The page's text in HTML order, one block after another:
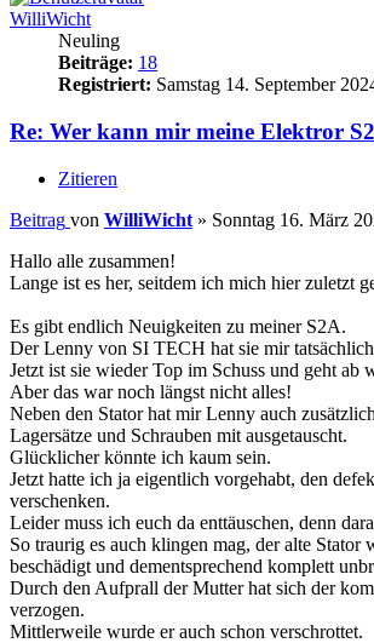
WilliWicht
Neuling
Beiträge: 18
Registriert: Samstag 14. September
Re: Wer kann mir meine Elektror
Zitieren
Beitrag von WilliWicht » Sonntag 16. März
Hallo alle zusammen!
Lange ist es her, seitdem ich mich hier zuletzt
Es gibt endlich Neuigkeiten zu meiner S2A.
Der Lenny von SI TECH hat sie mir
Jetzt ist sie wieder Top im Schuss und geht ab
Aber das war noch längst nicht alles!
Neben den Stator hat mir Lenny auch
Lagersätze und Schrauben mit ausgetauscht.
Glücklicher könnte ich kaum sein.
Jetzt hatte ich ja eigentlich vorgehabt, den
verschenken.
Leider muss ich euch da enttäuschen, denn
So traurig es auch klingen mag, der alte Stator
beschädigt und dementsprechend komplett
Durch den Aufprall der Mutter hat sich der
verzogen.
Mittlerweile wurde er auch schon verschrottet.